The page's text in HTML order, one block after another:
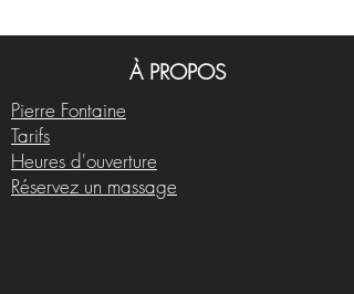
À PROPOS
Pierre Fontaine
Tarifs
Heures d'ouverture
Réservez un massage